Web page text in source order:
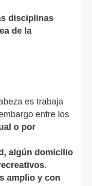
disciplinas
de la
es trabaja
entre los
o por
algún domicilio
.
amplio y con